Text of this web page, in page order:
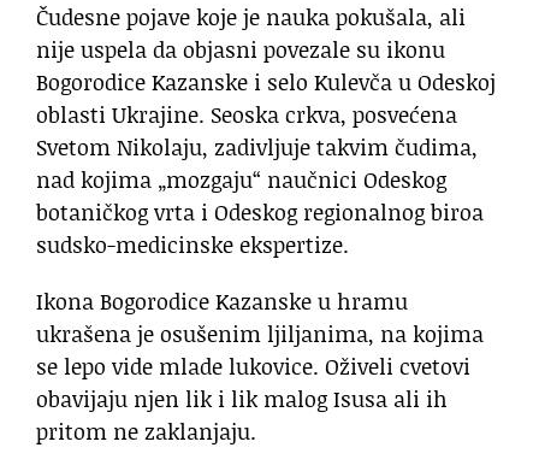
Čudesne pojave koje je nauka pokušala, ali
nije uspela da objasni povezale su ikonu
Bogorodice Kazanske i selo Kulevča u Odeskoj
oblasti Ukrajine. Seoska crkva, posvećena
Svetom Nikolaju, zadivljuje takvim čudima,
nad kojima „mozgaju“ naučnici Odeskog
botaničkog vrta i Odeskog regionalnog biroa
sudsko-medicinske ekspertize.
Ikona Bogorodice Kazanske u hramu
ukrašena je osušenim ljiljanima, na kojima
se lepo vide mlade lukovice. Oživeli cvetovi
obavijaju njen lik i lik malog Isusa ali ih
pritom ne zaklanjaju.